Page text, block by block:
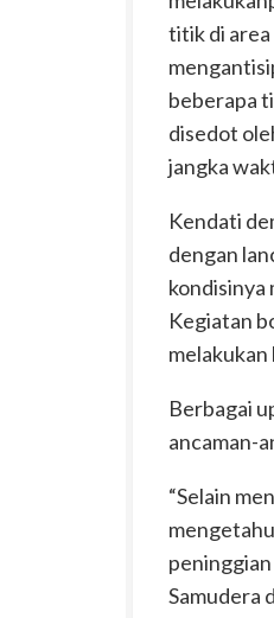
titik di area
beberapa
disedot
jangka
Kendati
dengan
kondisinya
Kegiatan
melakukan
Berbagai
ancaman-
“Selain
Samudera